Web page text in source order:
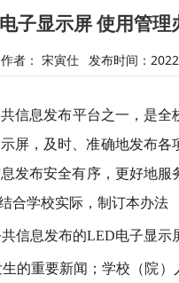
子显示屏 使用管理
作者： 宋寅仕 发布时间：
息发布平台之一，是全
屏，及时、准确地发布各
发布安全有序，更好地服
合学校实际，制订本办法
信息发布的LED电子显示
的重要新闻；学校（院）